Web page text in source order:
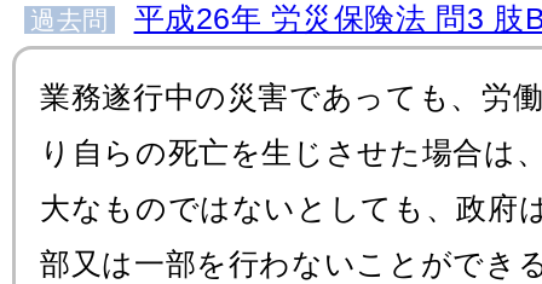
過去問 平成26年 労災保険法 問3 肢
業務遂行中の災害であっても、労
り自らの死亡を生じさせた場合は
大なものではないとしても、政府
部又は一部を行わないことができ